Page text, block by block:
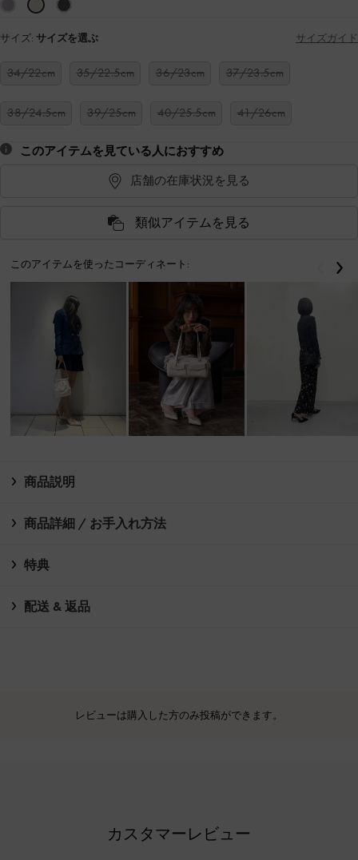
サイズ: サイズを選ぶ サイズガイド
34/22cm 35/22.5cm 36/23cm 37/23.5cm
38/24.5cm 39/25cm 40/25.5cm 41/26cm
このアイテムを見ている人におすすめ
店舗の在庫状況を見る
類似アイテムを見る
このアイテムを使ったコーディネート: 戻る
商品説明
商品詳細 / お手入れ方法
特典
配送 & 返品
レビューは購入した方のみ投稿ができます。
カスタマーレビュー